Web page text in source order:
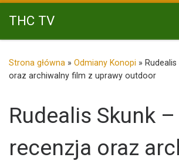
Przejdź do treści
THC TV
Strona główna » Odmiany Konopi »
oraz archiwalny film z uprawy outdoor
Rudealis Skunk –
recenzja oraz